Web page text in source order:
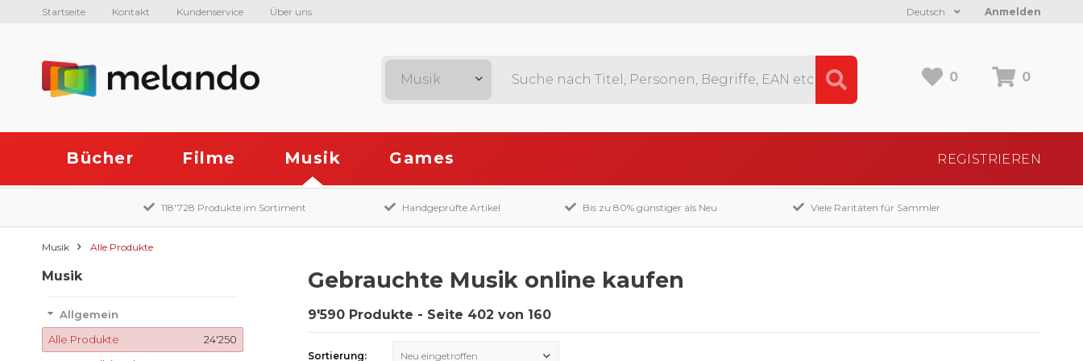
Startseite Kontakt Kundenservice Über uns Anmelden
Deutsch
0 0
Musik
Bücher Filme Musik Games REGISTRIEREN
118'728 Produkte im Sortiment Handgeprüfte Artikel Bis zu 80% günstiger als Neu Viele Raritäten für Sammler
Musik Alle Produkte
Musik
Allgemein
24'250
Alle Produkte
Gebrauchte Musik online kaufen
9'590 Produkte - Seite 402 von 160
Sortierung: Neu eingetroffen